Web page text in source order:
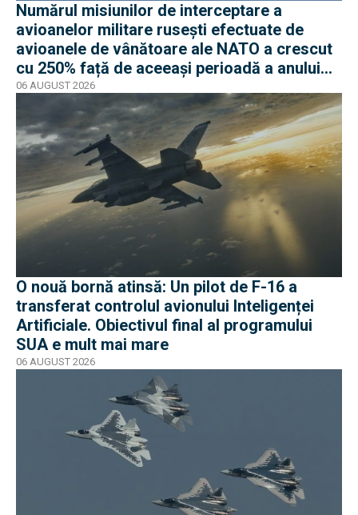
Numărul misiunilor de interceptare a
avioanelor militare rusești efectuate de
avioanele de vânătoare ale NATO a crescut
cu 250% față de aceeași perioadă a anului
trecut
06 AUGUST 2026
O nouă bornă atinsă: Un pilot de F-16 a
transferat controlul avionului Inteligenței
Artificiale. Obiectivul final al programului
SUA e mult mai mare
06 AUGUST 2026